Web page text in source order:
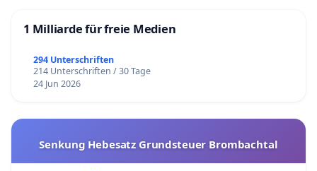
1 Milliarde für freie Medien
294 Unterschriften
214 Unterschriften / 30 Tage
24 Jun 2026
Senkung Hebesatz Grundsteuer Brombachtal